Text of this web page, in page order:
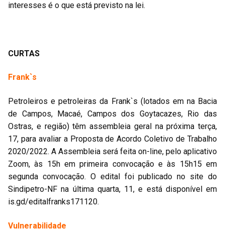
interesses é o que está previsto na lei.
CURTAS
Frank`s
Petroleiros e petroleiras da Frank`s (lotados em na Bacia
de Campos, Macaé, Campos dos Goytacazes, Rio das
Ostras, e região) têm assembleia geral na próxima terça,
17, para avaliar a Proposta de Acordo Coletivo de Trabalho
2020/2022. A Assembleia será feita on-line, pelo aplicativo
Zoom, às 15h em primeira convocação e às 15h15 em
segunda convocação. O edital foi publicado no site do
Sindipetro-NF na última quarta, 11, e está disponível em
is.gd/editalfranks171120.
Vulnerabilidade